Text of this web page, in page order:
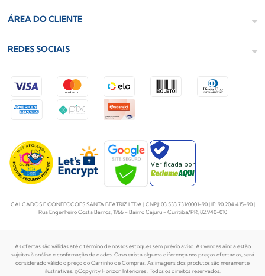
ÁREA DO CLIENTE
REDES SOCIAIS
Verificada por
CALCADOS E CONFECCOES SANTA BEATRIZ LTDA | CNPJ: 03.533.731/0001-90 | IE: 90.204.415-90 |
Rua Engenheiro Costa Barros, 1966 - Bairro Cajuru - Curitiba/PR, 82.940-010
As ofertas são válidas até o término de nossos estoques sem prévio aviso. As vendas ainda estão
sujeitas à análise e confirmação de dados. Caso exista alguma diferença nos preçosofertados, será
considerado válido o preço do Carrinho de Compras. As imagens dos produtos são meramente
ilustrativas. ©Copyrity Horizon Interiores . Todos os direitos reservados.